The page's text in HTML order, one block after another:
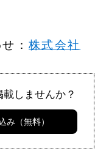
せ：株式会社
しませんか？
み（無料）